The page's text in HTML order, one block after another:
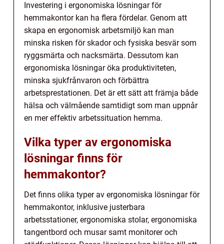
Investering i ergonomiska lösningar för
hemmakontor kan ha flera fördelar. Genom att
skapa en ergonomisk arbetsmiljö kan man
minska risken för skador och fysiska besvär som
ryggsmärta och nacksmärta. Dessutom kan
ergonomiska lösningar öka produktiviteten,
minska sjukfrånvaron och förbättra
arbetsprestationen. Det är ett sätt att främja både
hälsa och välmående samtidigt som man uppnår
en mer effektiv arbetssituation hemma.
Vilka typer av ergonomiska
lösningar finns för
hemmakontor?
Det finns olika typer av ergonomiska lösningar för
hemmakontor, inklusive justerbara
arbetsstationer, ergonomiska stolar, ergonomiska
tangentbord och musar samt monitorer och